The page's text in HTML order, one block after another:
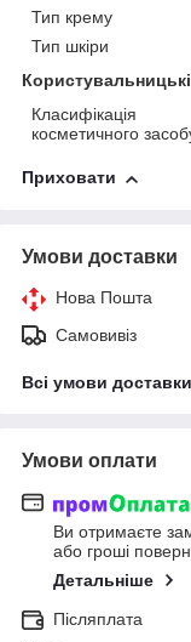
Тип крему
Тип шкіри
Класифікація
косметичного
Приховати
Умови доставки
Нова Пошта
Самовивіз
Всі умови доставки
Умови оплати
Ви отримаєте
або гроші
Детальніше
Післяплата